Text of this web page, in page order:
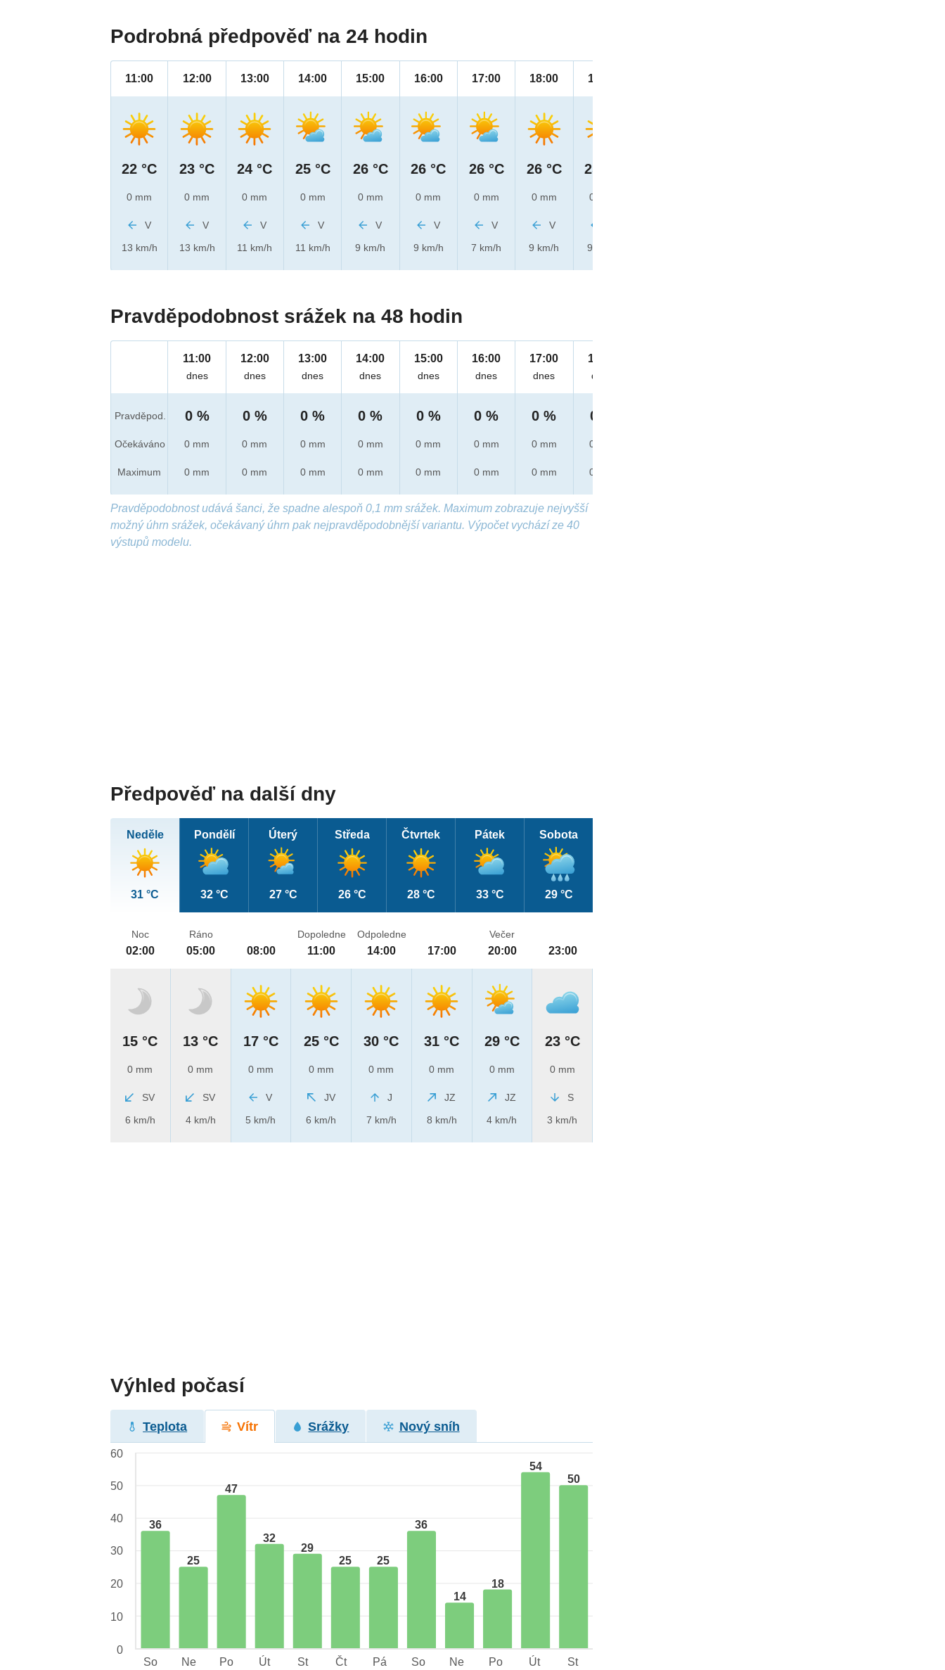
Podrobná předpověď na 24 hodin
11:00
22 °C
0 mm
V
13 km/h
12:00
23 °C
0 mm
V
13 km/h
13:00
24 °C
0 mm
V
11 km/h
14:00
25 °C
0 mm
V
11 km/h
15:00
26 °C
0 mm
V
9 km/h
16:00
26 °C
0 mm
V
9 km/h
17:00
26 °C
0 mm
V
7 km/h
18:00
26 °C
0 mm
V
9 km/h
19:00
25 °C
0 mm
9 km/h
Pravděpodobnost srážek na 48 hodin
Pravděpod.
Očekáváno
Maximum
11:00
dnes
0 %
0 mm
0 mm
12:00
dnes
0 %
0 mm
0 mm
13:00
dnes
0 %
0 mm
0 mm
14:00
dnes
0 %
0 mm
0 mm
15:00
dnes
0 %
0 mm
0 mm
16:00
dnes
0 %
0 mm
0 mm
17:00
dnes
0 %
0 mm
0 mm
18:00
dnes
0 %
0 mm
0 mm
Pravděpodobnost udává šanci, že spadne alespoň 0,1 mm srážek. Maximum zobrazuje nejvyšší
možný úhrn srážek, očekávaný úhrn pak nejpravděpodobnější variantu. Výpočet vychází ze 40
výstupů modelu.
Předpověď na další dny
Neděle
31 °C
Pondělí
32 °C
Úterý
27 °C
Středa
26 °C
Čtvrtek
28 °C
Pátek
33 °C
Sobota
29 °C
Noc
02:00
15 °C
0 mm
SV
6 km/h
Ráno
05:00
13 °C
0 mm
SV
4 km/h
08:00
17 °C
0 mm
V
5 km/h
Dopoledne
11:00
25 °C
0 mm
JV
6 km/h
Odpoledne
14:00
30 °C
0 mm
J
7 km/h
17:00
31 °C
0 mm
JZ
8 km/h
Večer
20:00
29 °C
0 mm
JZ
4 km/h
23:00
23 °C
0 mm
S
3 km/h
Výhled počasí
Teplota Vítr Srážky Nový sníh
36
25
47
32
29
25
25
36
14
18
54
50
60
50
40
30
20
10
0
So
Ne Po Út St Čt Pá So Ne Po Út St